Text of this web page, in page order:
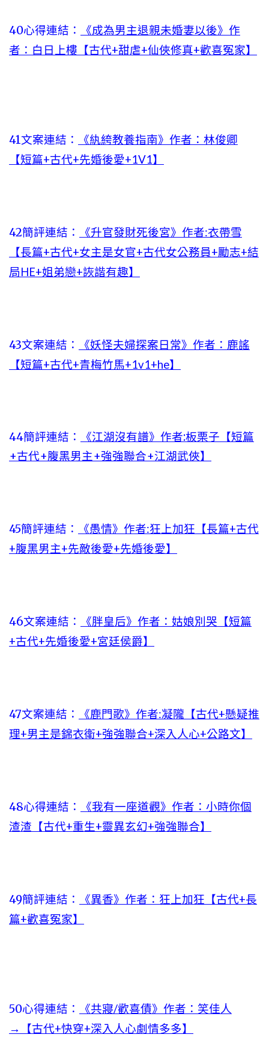
40心得連結：
《成為男主退親未婚妻以後》作
者：白日上樓【古代+甜虐+仙俠修真+歡喜冤家】
41文案連結：
《紈絝教養指南》作者：林俊卿
【短篇+古代+先婚後愛+1V1】
42簡評連結：
《升官發財死後宮》作者:衣帶雪
【長篇+古代+女主是女官+古代女公務員+勵志+結
局HE+姐弟戀+詼諧有趣】
43文案連結：
《妖怪夫婦探案日常》作者：鹿謠
【短篇+古代+青梅竹馬+1v1+he】
44簡評連結：
《江湖沒有譜》作者:板栗子【短篇
+古代+腹黑男主+強強聯合+江湖武俠】
45簡評連結：
《愚情》作者:狂上加狂【長篇+古代
+腹黑男主+先敵後愛+先婚後愛】
46文案連結：
《胖皇后》作者：姑娘別哭【短篇
+古代+先婚後愛+宮廷侯爵】
47文案連結：
《鹿門歌》作者:凝隴【古代+懸疑推
理+男主是錦衣衛+強強聯合+深入人心+公路文】
48心得連結：
《我有一座道觀》作者：小時你個
渣渣【古代+重生+靈異玄幻+強強聯合】
49簡評連結：
《異香》作者：狂上加狂【古代+長
篇+歡喜冤家】
50心得連結：
《共寢/歡喜債》作者：笑佳人
→【古代+快穿+深入人心劇情多多】